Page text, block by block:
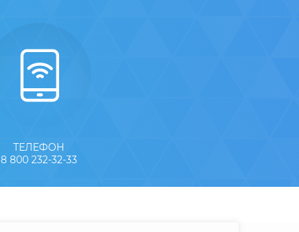
ТЕЛЕФОН
8 800 232-32-33